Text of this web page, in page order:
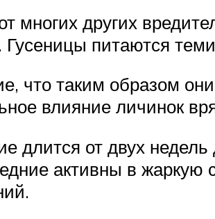
многих других
Гусеницы питаются
что таким образом
влияние личинок
длится от двух
активны в жаркую